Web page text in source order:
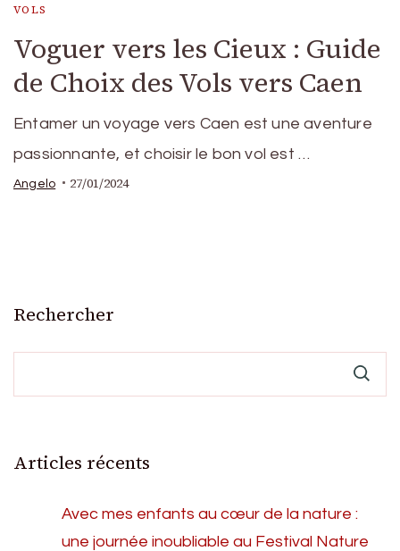
VOLS
Voguer vers les Cieux : Guide
de Choix des Vols vers Caen
Entamer un voyage vers Caen est une aventure
passionnante, et choisir le bon vol est …
Angelo 27/01/2024
Rechercher
Articles récents
Avec mes enfants au cœur de la nature :
une journée inoubliable au Festival Nature